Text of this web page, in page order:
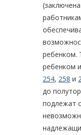
ребенком.
ребенком
254, 258 и
до
подлежат